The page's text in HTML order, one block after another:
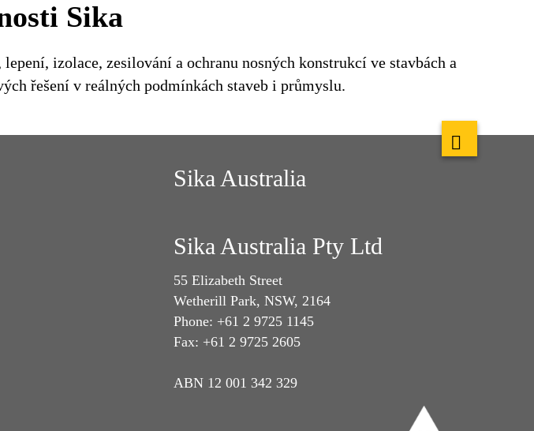
Sika
izolace, zesilování a ochranu nosných konstrukcí ve stavbách a
řešení v reálných podmínkách staveb i průmyslu.
Sika Australia
Sika Australia Pty Ltd
55 Elizabeth Street
Wetherill Park, NSW, 2164
Phone: +61 2 9725 1145
Fax: +61 2 9725 2605
ABN 12 001 342 329